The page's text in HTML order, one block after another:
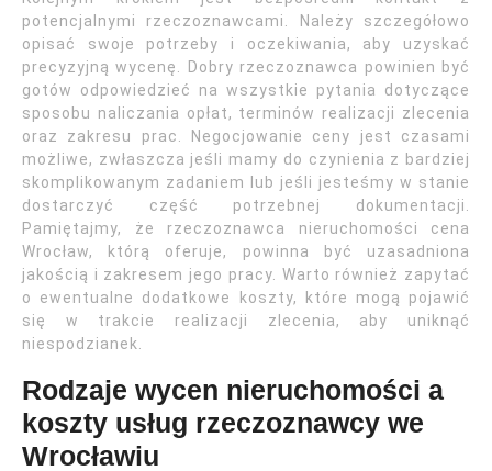
potencjalnymi rzeczoznawcami. Należy szczegółowo
opisać swoje potrzeby i oczekiwania, aby uzyskać
precyzyjną wycenę. Dobry rzeczoznawca powinien być
gotów odpowiedzieć na wszystkie pytania dotyczące
sposobu naliczania opłat, terminów realizacji zlecenia
oraz zakresu prac. Negocjowanie ceny jest czasami
możliwe, zwłaszcza jeśli mamy do czynienia z bardziej
skomplikowanym zadaniem lub jeśli jesteśmy w stanie
dostarczyć część potrzebnej dokumentacji.
Pamiętajmy, że rzeczoznawca nieruchomości cena
Wrocław, którą oferuje, powinna być uzasadniona
jakością i zakresem jego pracy. Warto również zapytać
o ewentualne dodatkowe koszty, które mogą pojawić
się w trakcie realizacji zlecenia, aby uniknąć
niespodzianek.
Rodzaje wycen nieruchomości a
koszty usług rzeczoznawcy we
Wrocławiu